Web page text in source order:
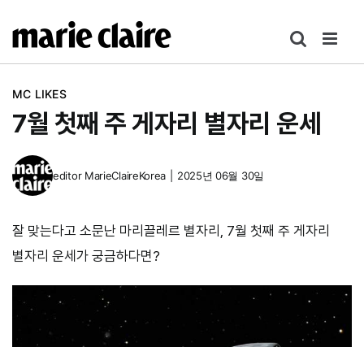
텐
MC LIKES
7월 첫째 주 게자리 별자리 운세
editor MarieClaireKorea 2025년 06월 30일
잘 맞는다고 소문난 마리끌레르 별자리, 7월 첫째 주 게자리
별자리 운세가 궁금하다면?